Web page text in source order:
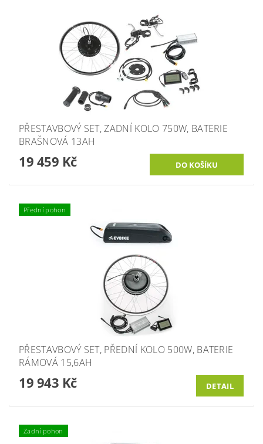
PŘESTAVBOVÝ SET, ZADNÍ KOLO 750W, BATERIE
BRAŠNOVÁ 13AH
19 459 Kč
Přední pohon
PŘESTAVBOVÝ SET, PŘEDNÍ KOLO 500W, BATERIE
RÁMOVÁ 15,6AH
19 943 Kč DETAIL
Zadní pohon